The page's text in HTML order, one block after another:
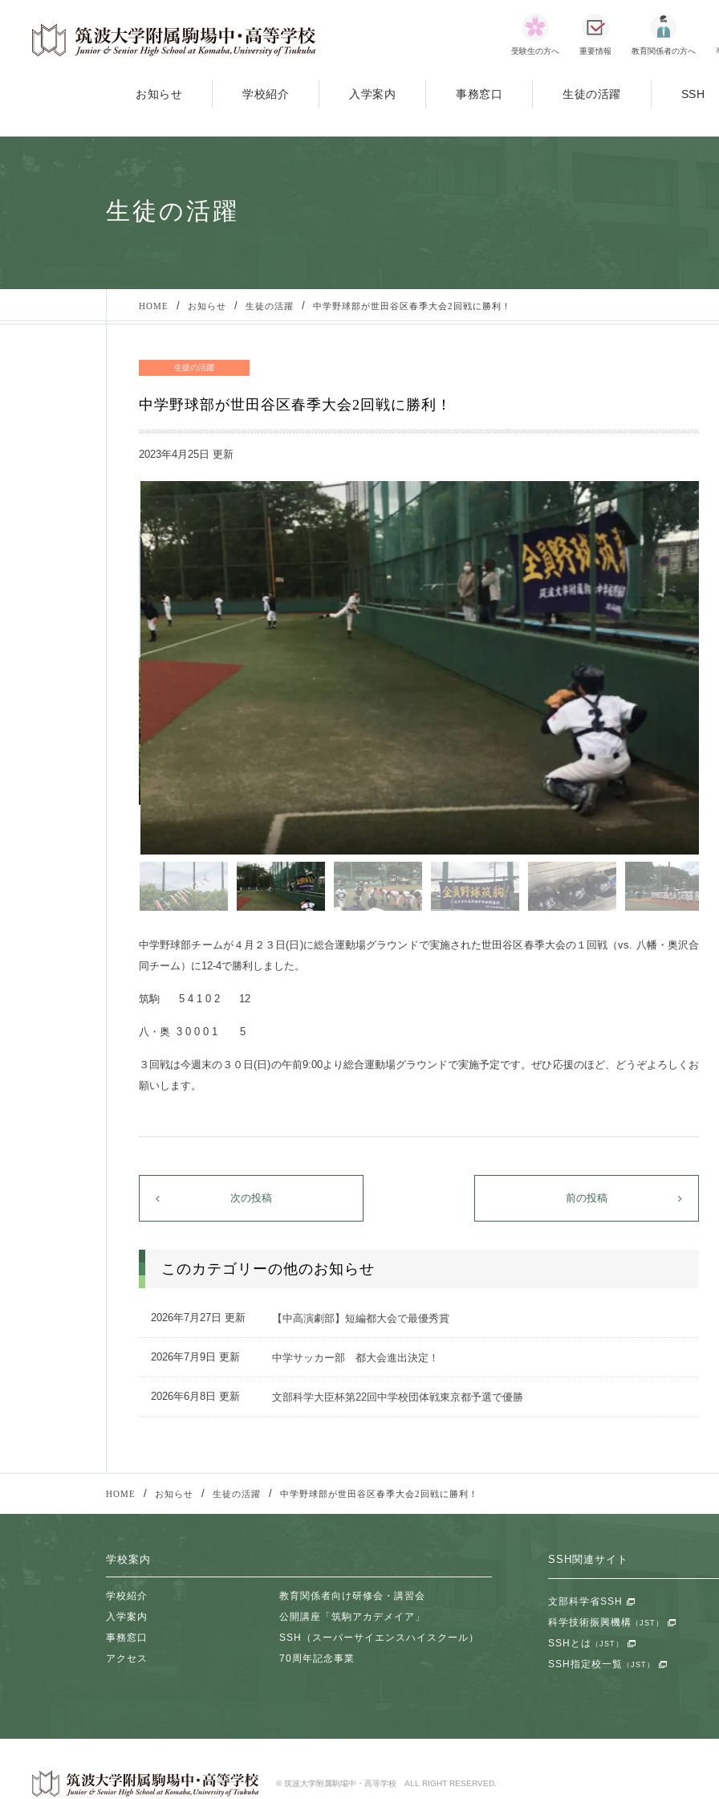
受験生の方へ 重要情報 教育関係者の方へ
お知らせ 学校紹介 入学案内 事務窓口 生徒の活躍 SSH
生徒の活躍
HOME / お知らせ / 生徒の活躍 / 中学野球部が世田谷区春季大会2回戦に勝利！
生徒の活躍
中学野球部が世田谷区春季大会2回戦に勝利！
2023年4月25日 更新
中学野球部チームが４月２３日(日)に総合運動場グラウンドで実施された世田谷区春季大会の１回戦（vs. 八幡・奥沢合
同チーム）に12-4で勝利しました。
筑駒 5 4 1 0 2 12
八・奥 3 0 0 0 1 5
３回戦は今週末の３０日(日)の午前9:00より総合運動場グラウンドで実施予定です。ぜひ応援のほど、どうぞよろしくお
願いします。
次の投稿 前の投稿
このカテゴリーの他のお知らせ
2026年7月27日 更新 【中高演劇部】短編都大会で最優秀賞
2026年7月9日 更新 中学サッカー部 都大会進出決定！
2026年6月8日 更新 文部科学大臣杯第22回中学校団体戦東京都予選で優勝
HOME / お知らせ / 生徒の活躍 / 中学野球部が世田谷区春季大会2回戦に勝利！
学校案内
学校紹介
入学案内
事務窓口
アクセス
教育関係者向け研修会・講習会
公開講座「筑駒アカデメイア」
SSH（スーパーサイエンスハイスクール）
70周年記念事業
SSH関連サイト
文部科学省SSH
科学技術振興機構 （JST）
SSHとは （JST）
SSH指定校一覧 （JST）
© 筑波大学附属駒場中・高等学校 ALL RIGHT RESERVED.